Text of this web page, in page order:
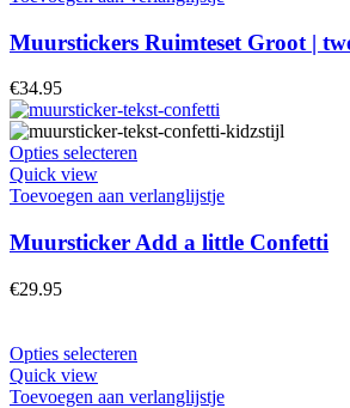
Muurstickers Ruimteset Groot |
€34.95
Opties selecteren
Quick view
Toevoegen aan verlanglijstje
Muursticker Add a little Confetti
€29.95
Opties selecteren
Quick view
Toevoegen aan verlanglijstje